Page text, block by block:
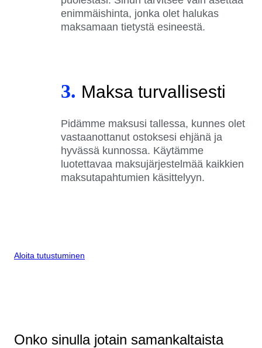
enimmäishinta, jonka olet halukas
maksamaan tietystä esineestä.
3. Maksa turvallisesti
Pidämme maksusi tallessa, kunnes olet
vastaanottanut ostoksesi ehjänä ja
hyvässä kunnossa. Käytämme
luotettavaa maksujärjestelmää kaikkien
maksutapahtumien käsittelyyn.
Aloita tutustuminen
Onko sinulla jotain samankaltaista